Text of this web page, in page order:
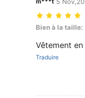
Bien à la taille:
Bien à la taille:
Vêtement
Traduire